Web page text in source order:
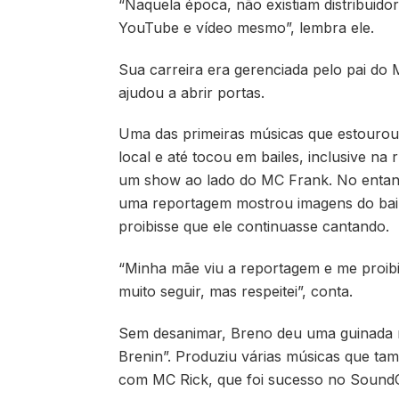
“Naquela época, não existiam
YouTube e vídeo mesmo”, lembra ele.
Sua carreira era gerenciada pelo pai do
ajudou a abrir portas.
Uma das primeiras músicas que
local e até tocou em bailes, inclusive na
um show ao lado do MC Frank. No
uma reportagem mostrou imagens do
proibisse que ele continuasse cantando.
“Minha mãe viu a reportagem e me
muito seguir, mas respeitei”, conta.
Sem desanimar, Breno deu uma
Brenin”. Produziu várias músicas que
com MC Rick, que foi sucesso no